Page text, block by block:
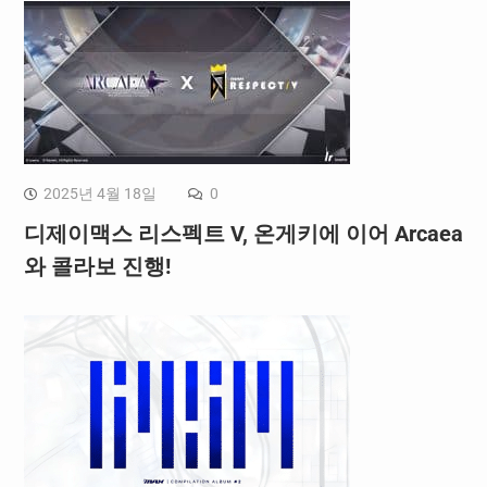
2025년 4월 18일 0
디제이맥스 리스펙트 V, 온게키에 이어 Arcaea
와 콜라보 진행!